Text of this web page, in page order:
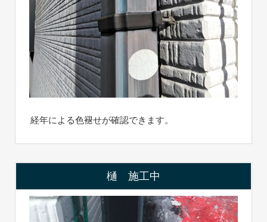
経年による色褪せが確認できます。
樋 施工中